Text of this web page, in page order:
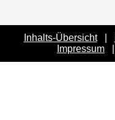
Inhalts-Übersicht|
Impressum